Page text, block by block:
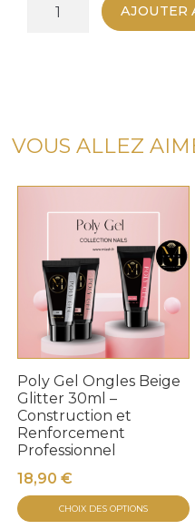
#49
Clair
Tenue
Professionnelle
AJOUTER
VOUS ALLEZ
Poly Gel Ongles Beige
Glitter 30ml –
Construction et
Renforcement
Professionnel
18,90 €
CHOIX DES OPTIONS